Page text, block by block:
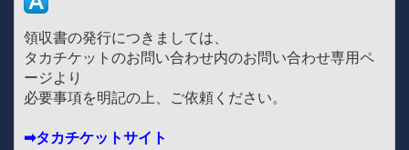
領収書の発行につきましては、
タカチケットのお問い合わせ内のお問い合わせ専用ペ
ージより
必要事項を明記の上、ご依頼ください。
➡タカチケットサイト